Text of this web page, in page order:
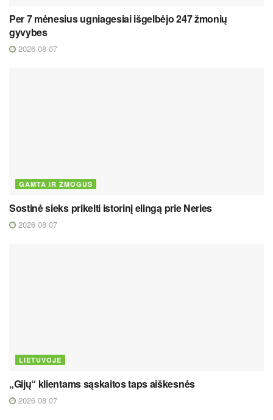
Per 7 mėnesius ugniagesiai išgelbėjo 247 žmonių
gyvybes
2026 08 07
GAMTA IR ŽMOGUS
Sostinė sieks prikelti istorinį elingą prie Neries
2026 08 07
LIETUVOJE
„Gijų“ klientams sąskaitos taps aiškesnės
2026 08 07